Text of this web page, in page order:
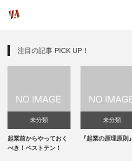
注目の記事 PICK UP！
未分類
起業前からやっておく
べき！ベストテン！
未分類
『起業の原理原則』